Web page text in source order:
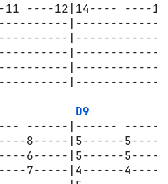
----12|14---- ----
D9
------|------
8-----|5------
6-----|5------
7-----|4------